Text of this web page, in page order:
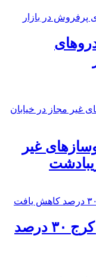
غیر
️قیمت مسکن در کرج ۳۰ درصد